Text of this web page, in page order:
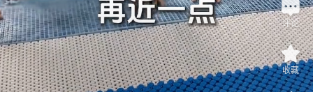
评论
收藏